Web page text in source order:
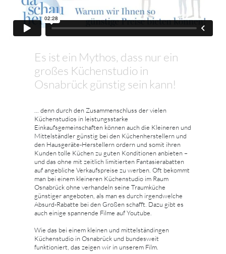
Es ist ein Mythos, dass nur ein
großes Küchenstudio in
Osnabrück günstig sein kann!
... denn durch den Zusammenschluss der vielen
Küchenstudios in leistungsstarke
Einkaufsgemeinschaften können auch die Kleineren und
Mittelständler günstig bei den Küchenherstellern und
den Hausgeräte-Herstellern ordern und somit ihren
Kunden tolle Küchen zu guten Konditionen anbieten –
und das ohne mit zeitlich limitierten Fantasierabatten
auf angebliche Verkaufspreise zu werben. Oft bekommt
man bei einem kleineren Küchenstudio im Raum
Osnabrück ohne verhandeln seine Traumküche
günstiger angeboten, als man es durch irgendwelche
Absurd-Rabatte bei den Großen schafft. Dazu gibt es
auch einige spannende Filme auf Youtube.
Wie das bei einem kleinen und mittelständingen
Küchenstudio in Osnabrück und bundesweit
funktioniert, das zeigen wir in unserem Film.